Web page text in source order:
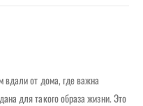
от дома, где важна
для такого образа жизни. Это